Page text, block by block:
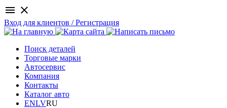
menu close
Вход для клиентов / Регистрация
Поиск деталей
Торговые марки
Автосервис
Компания
Контакты
Каталог авто
ENLVRU